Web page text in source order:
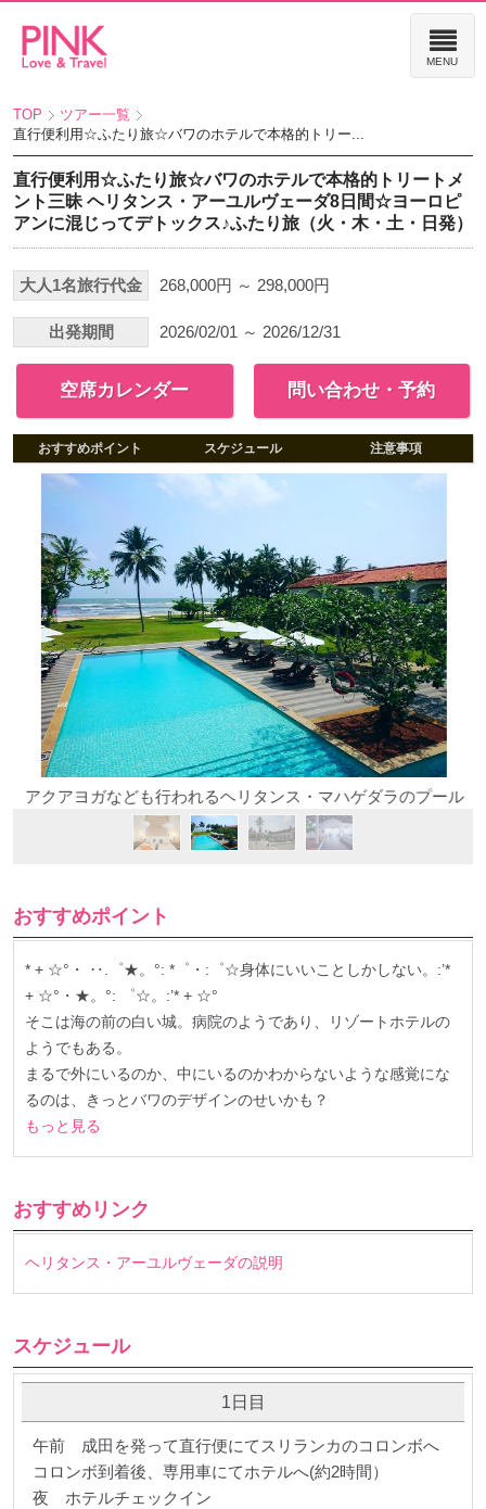
TOP
ツアー一覧
直行便利用☆ふたり旅☆バワのホテルで本格的トリー...
直行便利用☆ふたり旅☆バワのホテルで本格的トリートメ
ント三昧 ヘリタンス・アーユルヴェーダ8日間☆ヨーロピ
アンに混じってデトックス♪ふたり旅（火・木・土・日発）
大人1名旅行代金 268,000円 ～ 298,000円
出発期間 2026/02/01 ～ 2026/12/31
空席カレンダー 問い合わせ・予約
おすすめポイント スケジュール 注意事項
アクアヨガなども行われるヘリタンス・マハゲダラのプール
おすすめポイント
* + ☆°・ ‥.゜★。°: *゜・:゜☆身体にいいことしかしない。:’*
+ ☆°・★。°: ゜☆。:’* + ☆°
そこは海の前の白い城。病院のようであり、リゾートホテルの
ようでもある。
まるで外にいるのか、中にいるのかわからないような感覚にな
るのは、きっとバワのデザインのせいかも？
もっと見る
おすすめリンク
ヘリタンス・アーユルヴェーダの説明
スケジュール
1日目
午前 成田を発って直行便にてスリランカのコロンボへ
コロンボ到着後、専用車にてホテルへ(約2時間）
夜 ホテルチェックイン